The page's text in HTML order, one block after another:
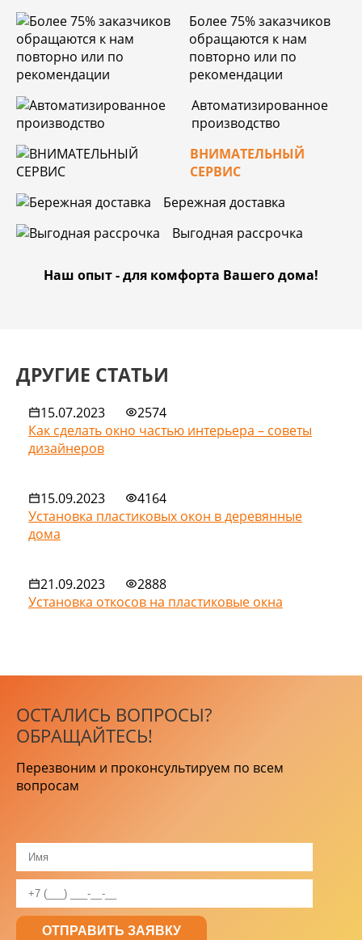
Более 75% заказчиков
обращаются к нам
повторно или по
рекомендации
Автоматизированное
производство
ВНИМАТЕЛЬНЫЙ
СЕРВИС
Бережная доставка
Выгодная рассрочка
Наш опыт - для комфорта Вашего дома!
ДРУГИЕ СТАТЬИ
15.07.2023
2574
Как сделать окно частью интерьера – советы
дизайнеров
15.09.2023
4164
Установка пластиковых окон в деревянные
дома
21.09.2023
2888
Установка откосов на пластиковые окна
ОСТАЛИСЬ ВОПРОСЫ?
ОБРАЩАЙТЕСЬ!
Перезвоним и проконсультируем по всем
вопросам